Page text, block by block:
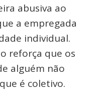
abusiva ao
a empregada
individual.
reforça que os
alguém não
é coletivo.